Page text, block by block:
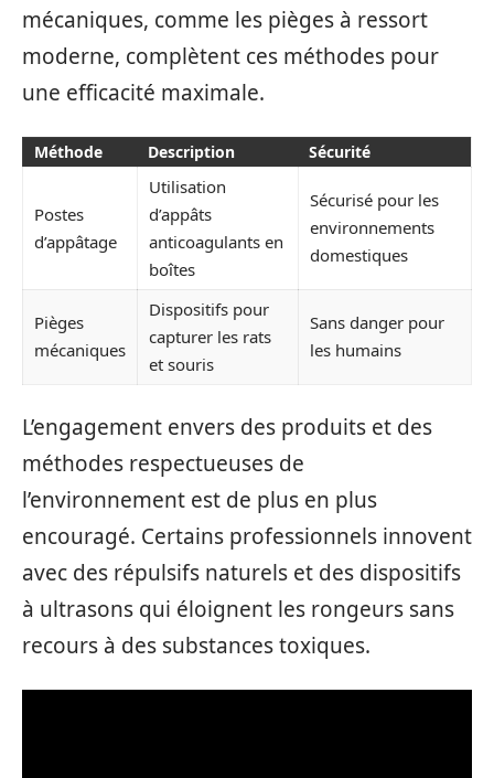
mécaniques, comme les pièges à ressort
moderne, complètent ces méthodes pour
une efficacité maximale.
Méthode Description Sécurité
Postes
d’appâtage
Utilisation
d’appâts
anticoagulants en
boîtes
Sécurisé pour les
environnements
domestiques
Pièges
mécaniques
Dispositifs pour
capturer les rats
et souris
Sans danger pour
les humains
L’engagement envers des produits et des
méthodes respectueuses de
l’environnement est de plus en plus
encouragé. Certains professionnels innovent
avec des répulsifs naturels et des dispositifs
à ultrasons qui éloignent les rongeurs sans
recours à des substances toxiques.